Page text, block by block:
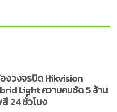
งวงจรปิด Hikvision
Light ความคมชัด 5 ล้าน
24 ชั่วโมง